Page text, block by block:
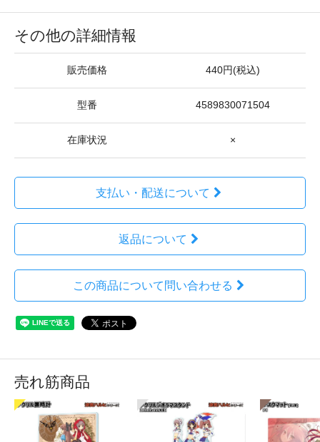
その他の詳細情報
販売価格 440円(税込)
型番 4589830071504
在庫状況 ×
支払い・配送について
返品について
この商品について問い合わせる
売れ筋商品